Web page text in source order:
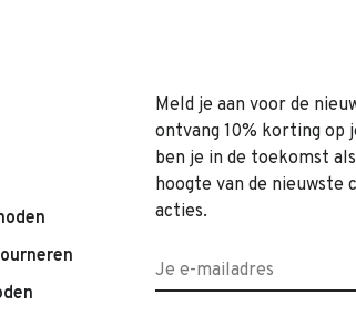
Meld je aan voor de
ontvang 10% korting op
ben je in de toekomst
hoogte van de nieuwste
acties.